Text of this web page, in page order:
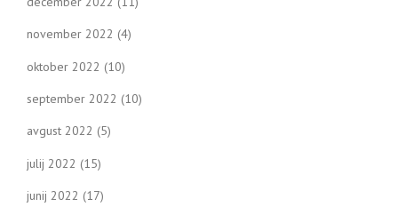
november 2022 (4)
oktober 2022 (10)
september 2022 (10)
avgust 2022 (5)
julij 2022 (15)
junij 2022 (17)